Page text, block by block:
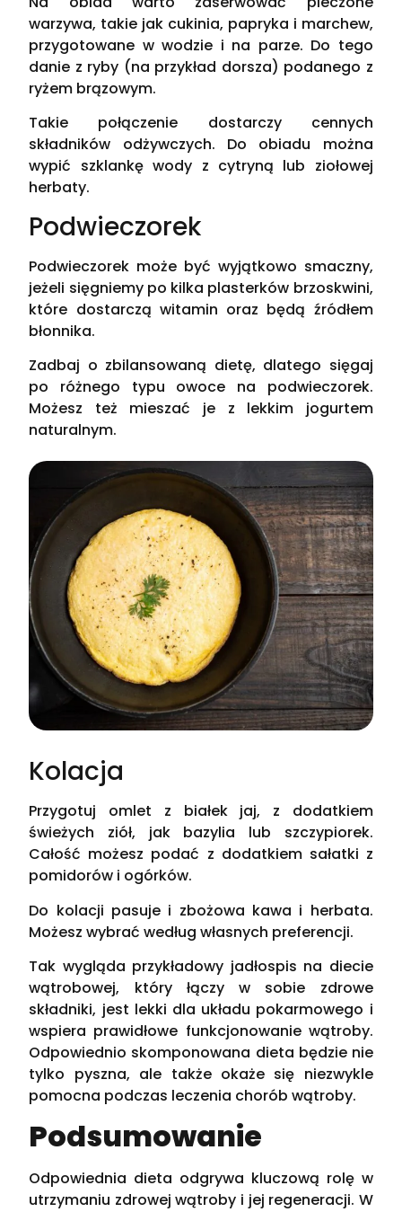
warzywa, takie jak cukinia, papryka i marchew,
przygotowane w wodzie i na parze. Do tego
danie z ryby (na przykład dorsza) podanego z
ryżem brązowym.
Takie połączenie dostarczy cennych
składników odżywczych. Do obiadu można
wypić szklankę wody z cytryną lub ziołowej
herbaty.
Podwieczorek
Podwieczorek może być wyjątkowo smaczny,
jeżeli sięgniemy po kilka plasterków brzoskwini,
które dostarczą witamin oraz będą źródłem
błonnika.
Zadbaj o zbilansowaną dietę, dlatego sięgaj
po różnego typu owoce na podwieczorek.
Możesz też mieszać je z lekkim jogurtem
naturalnym.
Kolacja
Przygotuj omlet z białek jaj, z dodatkiem
świeżych ziół, jak bazylia lub szczypiorek.
Całość możesz podać z dodatkiem sałatki z
pomidorów i ogórków.
Do kolacji pasuje i zbożowa kawa i herbata.
Możesz wybrać według własnych preferencji.
Tak wygląda przykładowy jadłospis na diecie
wątrobowej, który łączy w sobie zdrowe
składniki, jest lekki dla układu pokarmowego i
wspiera prawidłowe funkcjonowanie wątroby.
Odpowiednio skomponowana dieta będzie nie
tylko pyszna, ale także okaże się niezwykle
pomocna podczas leczenia chorób wątroby.
Podsumowanie
Odpowiednia dieta odgrywa kluczową rolę w
utrzymaniu zdrowej wątroby i jej regeneracji. W